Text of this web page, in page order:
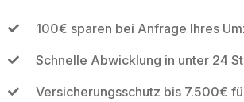
100€ sparen bei Anfrage Ihres
Schnelle Abwicklung in unter 24
Versicherungsschutz bis 7.500€